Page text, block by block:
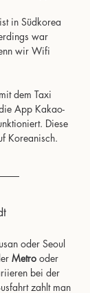
in Südkorea
war
wir Wifi
dem Taxi
App Kakao-
Diese
Koreanisch.
oder Seoul
Metro oder
bei der
zahlt man